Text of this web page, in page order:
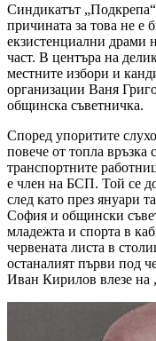
Синдикатът
причината за това не е
екзистенциални драми
част. В центъра на
местните избори и
организации Ваня
общинска съветничка.
Според упоритите
повече от топла връзка
транспортните
е член на БСП. Той се
след като през януари
София и общински
младежта и спорта в
червената листа в
останалият първи под
Иван Кирилов влезе на